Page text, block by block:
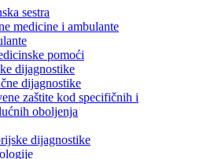
sestra
medicine i ambulante
pomoći
dijagnostike
dijagnostike
zaštite kod specifičnih i
oboljenja
dijagnostike